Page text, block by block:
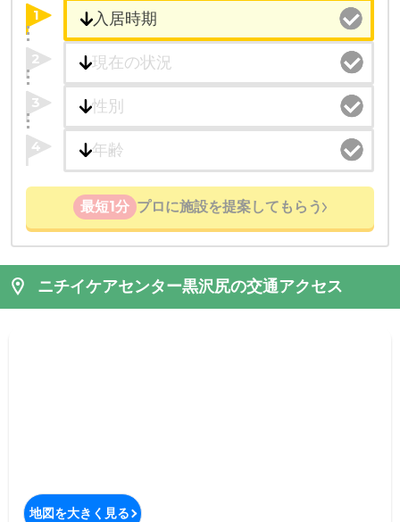
1
2
3
4
最短1分 プロに施設を提案してもらう
ニチイケアセンター黒沢尻の交通アクセス
地図を大きく見る